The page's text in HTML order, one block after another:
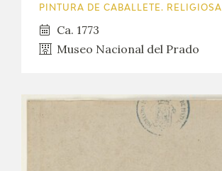
PINTURA DE CABALLETE. RELIGIOSA
Ca. 1773
Museo Nacional del Prado